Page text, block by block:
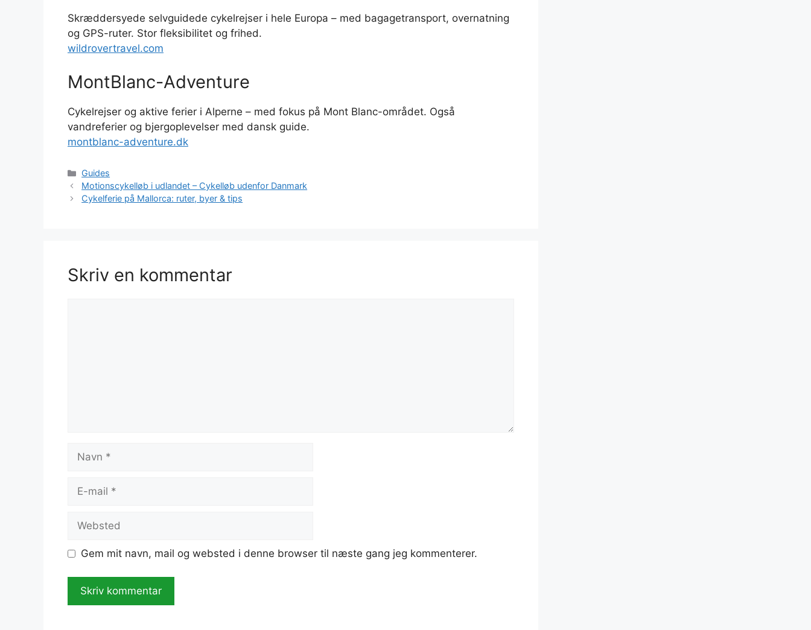
Skræddersyede selvguidede cykelrejser i hele Europa – med bagagetransport, overnatning
og GPS-ruter. Stor fleksibilitet og frihed.
wildrovertravel.com
MontBlanc-Adventure
Cykelrejser og aktive ferier i Alperne – med fokus på Mont Blanc-området. Også
vandreferier og bjergoplevelser med dansk guide.
montblanc-adventure.dk
Kategorier
Guides
Motionscykelløb i udlandet – Cykelløb udenfor Danmark
Cykelferie på Mallorca: ruter, byer & tips
Skriv en kommentar
Navn
Websted
Gem mit navn, mail og websted i denne browser til næste gang jeg kommenterer.